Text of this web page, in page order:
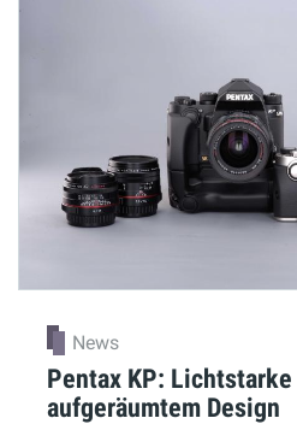
News
Pentax KP:
aufgeräumtem Design